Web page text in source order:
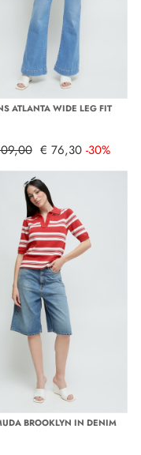
ATLANTA WIDE LEG FIT
€ 76,30 -30%
BROOKLYN IN DENIM